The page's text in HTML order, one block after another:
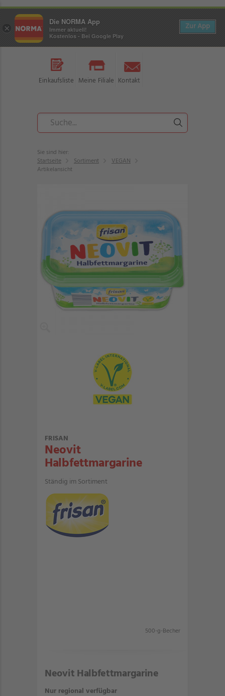
Einkaufsliste Meine Filiale Kontakt
Sie sind hier:
Startseite
Sortiment
VEGAN
Artikelansicht
FRISAN
Neovit
Halbfettmargarine
Ständig im Sortiment
500-g-Becher
Neovit Halbfettmargarine
Nur regional verfügbar
×
Die NORMA App
Immer aktuell!
Kostenlos - Bei Google Play
Zur App